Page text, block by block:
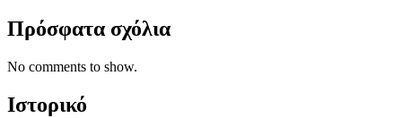
Πρόσφατα σχόλια
No comments to show.
Ιστορικό